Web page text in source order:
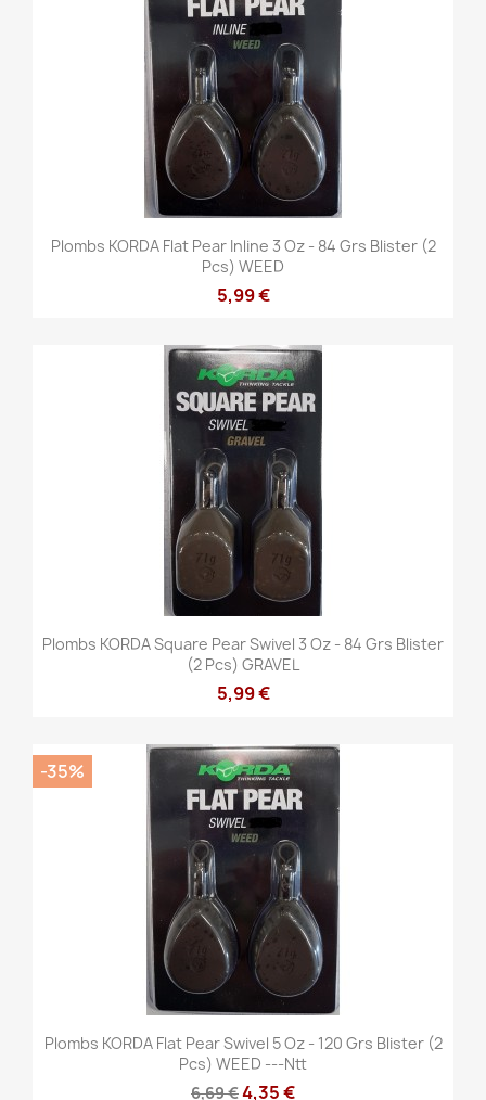
Plombs KORDA Flat Pear Inline 3 Oz - 84 Grs Blister (2
Pcs) WEED
5,99 €
Plombs KORDA Square Pear Swivel 3 Oz - 84 Grs Blister
(2 Pcs) GRAVEL
5,99 €
Plombs KORDA Flat Pear Swivel 5 Oz - 120 Grs Blister (2
Pcs) WEED ---ntt
6,69 €4,35 €
-35%